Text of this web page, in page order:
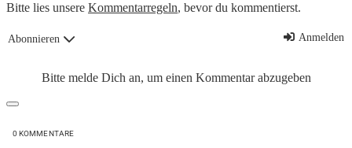
Bitte lies unsere Kommentarregeln, bevor du kommentierst.
Abonnieren Anmelden
Bitte melde Dich an, um einen Kommentar abzugeben
0 KOMMENTARE